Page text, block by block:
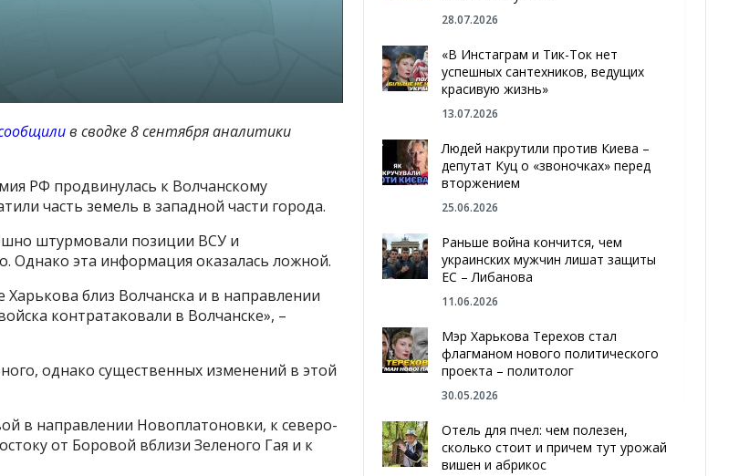
в сводке 8 сентября аналитики
РФ продвинулась к Волчанскому
часть земель в западной части города.
штурмовали позиции ВСУ и
Однако эта информация оказалась ложной.
Харькова близ Волчанска и в направлении
контратаковали в Волчанске», –
однако существенных изменений в этой
в направлении Новоплатоновки, к северо-
от Боровой вблизи Зеленого Гая и к
28.07.2026
«В Инстаграм и Тик-Ток нет
успешных сантехников, ведущих
красивую жизнь»
13.07.2026
Людей накрутили против Киева –
депутат Куц о «звоночках» перед
вторжением
25.06.2026
Раньше война кончится, чем
украинских мужчин лишат защиты
ЕС – Либанова
11.06.2026
Мэр Харькова Терехов стал
флагманом нового политического
проекта – политолог
30.05.2026
Отель для пчел: чем полезен,
сколько стоит и причем тут урожай
вишен и абрикос